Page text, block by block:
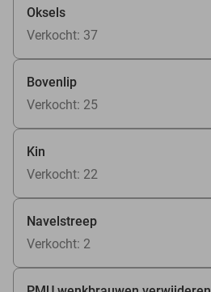
Oksels
Verkocht: 37
Bovenlip
Verkocht: 25
Kin
Verkocht: 22
Navelstreep
Verkocht: 2